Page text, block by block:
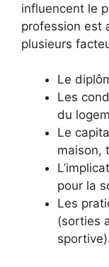
influencent le
profession est
plusieurs
Le
Les
du
Le
maison,
pour la
Les
(sorties